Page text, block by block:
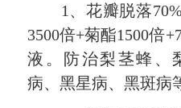
1、花瓣脱落70%
3500倍+菊酯1500倍
液。防治梨茎蜂、
病、黑星病、黑斑病